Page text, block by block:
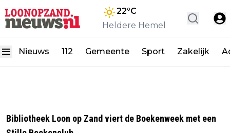
22°C
Heldere Hemel
Nieuws 112 Gemeente Sport Zakelijk
Bibliotheek Loon op Zand viert de Boekenweek met een